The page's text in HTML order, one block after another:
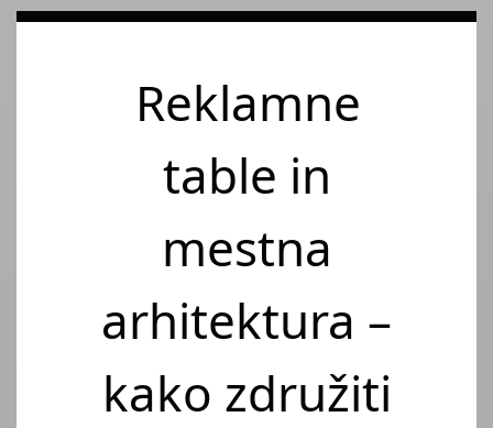
Reklamne
table in
mestna
arhitektura –
kako združiti